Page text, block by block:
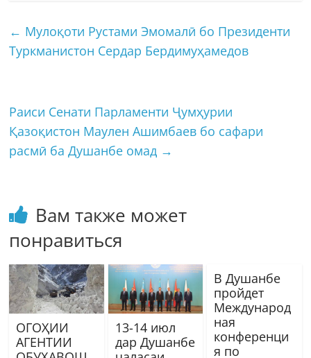
← Мулоқоти Рустами Эмомалӣ бо Президенти
Туркманистон Сердар Бердимуҳамедов
Раиси Сенати Парламенти Ҷумҳурии
Қазоқистон Маулен Ашимбаев бо сафари
расмӣ ба Душанбе омад →
Вам также может
понравиться
ОГОҲИИ
АГЕНТИИ
13-14 июл
дар Душанбе
В Душанбе
пройдет
Международ
ная
конференци
я по